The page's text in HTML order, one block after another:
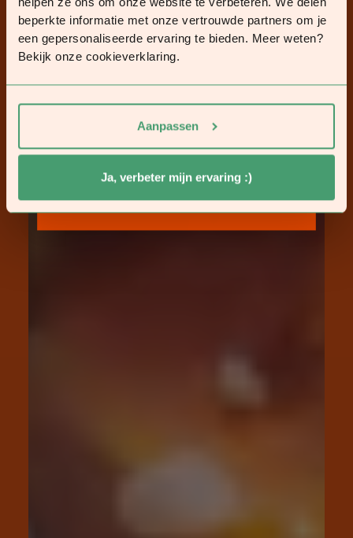
beperkte informatie met onze vertrouwde partners om je
een gepersonaliseerde ervaring te bieden. Meer weten?
Bekijk onze cookieverklaring.
Aanpassen
Ja, verbeter mijn ervaring :)
Gratis persoonlijk
afvalschema?
Download hier!